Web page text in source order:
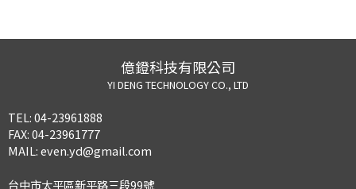
億鐙科技有限公司
YI DENG TECHNOLOGY CO., LTD
TEL:04-23961888
FAX:04-23961777
MAIL:even.yd@gmail.com
台中市太平區新平路三段99號